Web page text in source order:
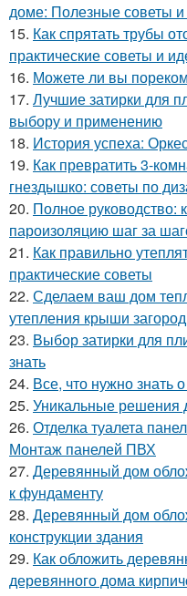
доме: Полезные советы
15. Как спрятать трубы
практические советы и
16. Можете ли вы
17. Лучшие затирки для
выбору и применению
18. История успеха:
19. Как превратить 3-
гнездышко: советы по
20. Полное руководство:
пароизоляцию шаг за
21. Как правильно
практические советы
22. Сделаем ваш дом
утепления крыши
23. Выбор затирки для
знать
24. Все, что нужно знать
25. Уникальные решения
26. Отделка туалета
Монтаж панелей ПВХ
27. Деревянный дом
к фундаменту
28. Деревянный дом
конструкции здания
29. Как обложить
деревянного дома